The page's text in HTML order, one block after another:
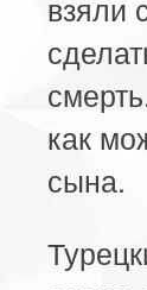
как
сына.